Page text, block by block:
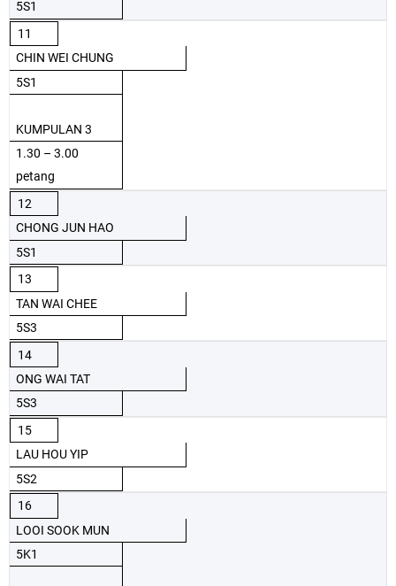
5S1
11
CHIN WEI CHUNG
5S1
KUMPULAN 3
1.30 – 3.00
petang
12
CHONG JUN HAO
5S1
13
TAN WAI CHEE
5S3
14
ONG WAI TAT
5S3
15
LAU HOU YIP
5S2
16
LOOI SOOK MUN
5K1